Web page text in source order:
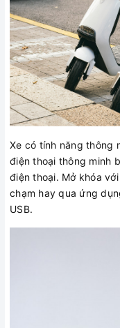
Xe có tính năng thông
điện thoại thông minh
điện thoại. Mở khóa
chạm hay qua ứng
USB.